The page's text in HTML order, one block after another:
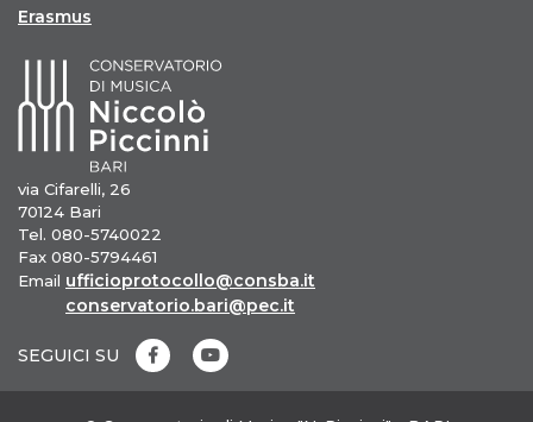
Erasmus
via Cifarelli, 26
70124 Bari
Tel. 080-5740022
Fax 080-5794461
Email ufficioprotocollo@consba.it
conservatorio.bari@pec.it
SEGUICI SU